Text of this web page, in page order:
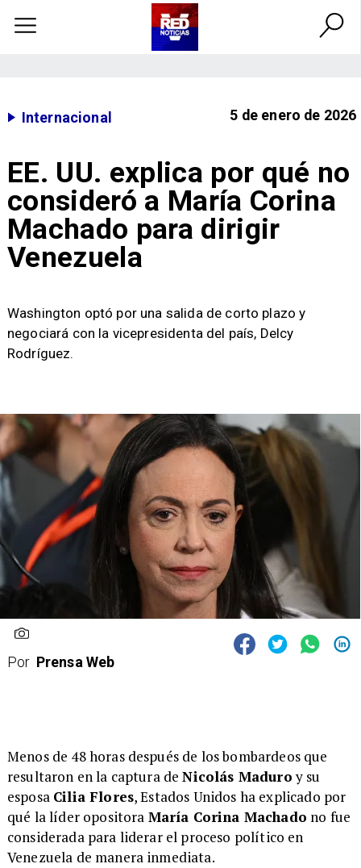
Internacional 5 de enero de 2026
EE. UU. explica por qué no
consideró a María Corina
Machado para dirigir
Venezuela
Washington optó por una salida de corto plazo y
negociará con la vicepresidenta del país, Delcy
Rodríguez.
Por Prensa Web
Menos de 48 horas después de los bombardeos que
resultaron en la captura deNicolás Maduroy su
esposa Cilia Flores, Estados Unidos ha explicado por
qué la líder opositora María Corina Machado no fue
considerada para liderar el proceso político en
Venezuela de manera inmediata.